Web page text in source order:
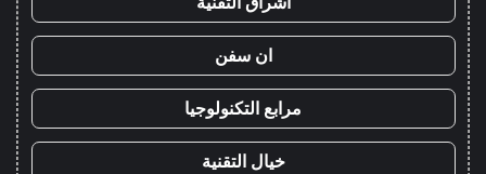
ان سفن
مرابع التكنولوجيا
خيال التقنية